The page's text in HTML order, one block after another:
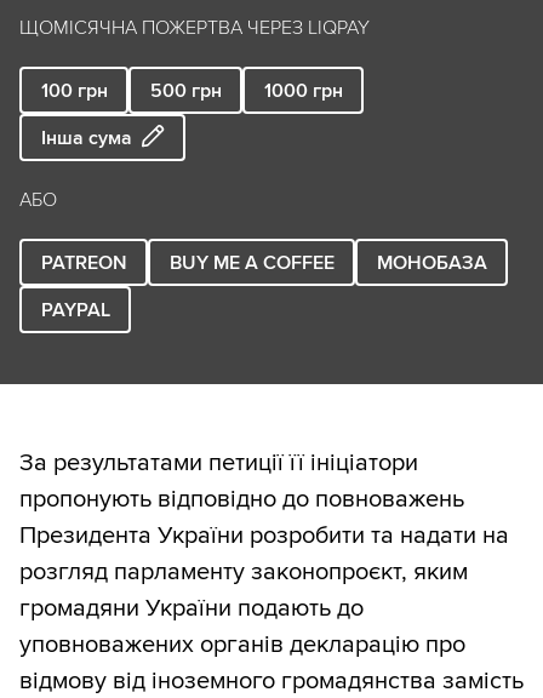
ЩОМІСЯЧНА ПОЖЕРТВА ЧЕРЕЗ LIQPAY
100 грн 500 грн 1000 грн
Інша сума
АБО
PATREON BUY ME A COFFEE
МОНОБАЗА
PAYPAL
За результатами петиції її ініціатори
пропонують відповідно до повноважень
Президента України розробити та надати на
розгляд парламенту законопроєкт, яким
громадяни України подають до
уповноважених органів декларацію про
відмову від іноземного громадянства замість